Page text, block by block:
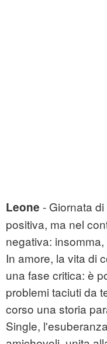
Leone - Giornata
positiva, ma nel
negativa:
In amore, la vita di
una fase critica: è
problemi taciuti da
corso una storia
Single,